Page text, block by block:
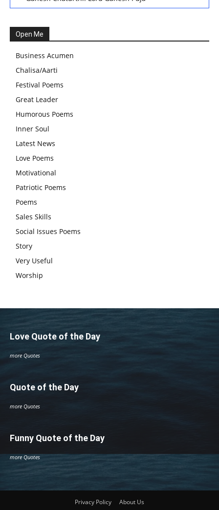
Festival: A Celebration of Tradition and Womanhood
स्वामी अवधेशानंद जी गिरि के जीवन सूत्र:किन चीजों के कारण लोग अशांत
और असंतुलित रहते हैं?
आज का जीवन मंत्र:महिलाएं पुरुषों से श्रेष्ठ होती हैं, हमेशा उनका सम्मान
करना चाहिए और उन्हें पूजनीय दृष्टि से देखना चाहिए
वट सावित्री पूजा विधि और कथा:इस व्रत में सौलह श्रृंगार से सजती हैं
महिलाएं, करती हैं देवी सावित्री और बरगद की पूजा
CBSE 12वीं परीक्षा रद्द होने का असर:बच्चों को अब फोकस कॉम्पिटिटिव
एग्जाम पर करना चाहिए, तनाव लेने की जरूरत नहीं
Open Me
Business Acumen
Chalisa/Aarti
Festival Poems
Great Leader
Humorous Poems
Inner Soul
Latest News
Love Poems
Motivational
Patriotic Poems
Poems
Sales Skills
Social Issues Poems
Story
Very Useful
Worship
Love Quote of the Day
more Quotes
Quote of the Day
more Quotes
Funny Quote of the Day
more Quotes
Privacy Policy About Us